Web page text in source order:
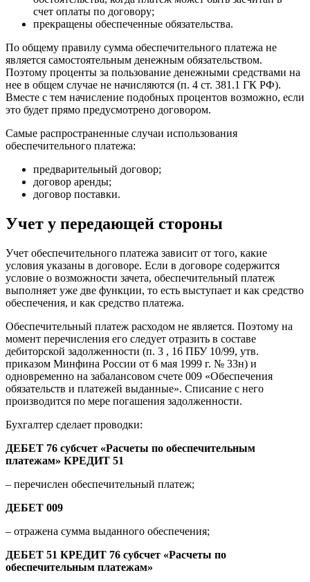
счет оплаты по договору;
прекращены обеспеченные обязательства.
По общему правилу сумма обеспечительного платежа не
является самостоятельным денежным обязательством.
Поэтому проценты за пользование денежными средствами на
нее в общем случае не начисляются (п. 4 ст. 381.1 ГК РФ).
Вместе с тем начисление подобных процентов возможно, если
это будет прямо предусмотрено договором.
Самые распространенные случаи использования
обеспечительного платежа:
предварительный договор;
договор аренды;
договор поставки.
Учет у передающей стороны
Учет обеспечительного платежа зависит от того, какие
условия указаны в договоре. Если в договоре содержится
условие о возможности зачета, обеспечительный платеж
выполняет уже две функции, то есть выступает и как средство
обеспечения, и как средство платежа.
Обеспечительный платеж расходом не является. Поэтому на
момент перечисления его следует отразить в составе
дебиторской задолженности (п. 3 , 16 ПБУ 10/99, утв.
приказом Минфина России от 6 мая 1999 г. № 33н) и
одновременно на забалансовом счете 009 «Обеспечения
обязательств и платежей выданные». Списание с него
производится по мере погашения задолженности.
Бухгалтер сделает проводки:
ДЕБЕТ 76 субсчет «Расчеты по обеспечительным
платежам» КРЕДИТ 51
– перечислен обеспечительный платеж;
ДЕБЕТ 009
– отражена сумма выданного обеспечения;
ДЕБЕТ 51 КРЕДИТ 76 субсчет «Расчеты по
обеспечительным платежам»